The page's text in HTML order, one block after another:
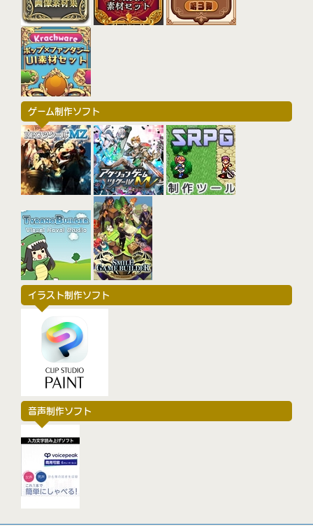
ゲーム制作ソフト
イラスト制作ソフト
音声制作ソフト